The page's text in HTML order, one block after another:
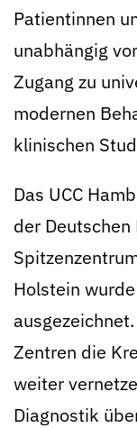
Patientinnen
unabhängig
Zugang zu
modernen
klinischen
Das UCC
der
Holstein
Zentren die
weiter
Diagnostik